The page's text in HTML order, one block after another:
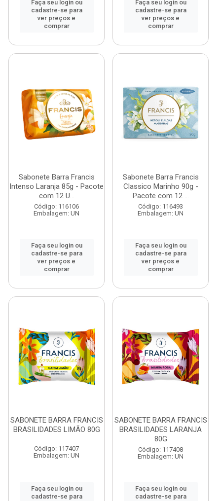
Faça seu login ou
cadastre-se para
ver preços e
comprar
Faça seu login ou
cadastre-se para
ver preços e
comprar
Sabonete Barra Francis
Intenso Laranja 85g - Pacote
com 12 U...
Código: 116106
Embalagem: UN
Faça seu login ou
cadastre-se para
ver preços e
comprar
Sabonete Barra Francis
Classico Marinho 90g -
Pacote com 12 ...
Código: 116493
Embalagem: UN
Faça seu login ou
cadastre-se para
ver preços e
comprar
SABONETE BARRA FRANCIS
BRASILIDADES LIMÃO 80G
Código: 117407
Embalagem: UN
Faça seu login ou
cadastre-se para
SABONETE BARRA FRANCIS
BRASILIDADES LARANJA
80G
Código: 117408
Embalagem: UN
Faça seu login ou
cadastre-se para